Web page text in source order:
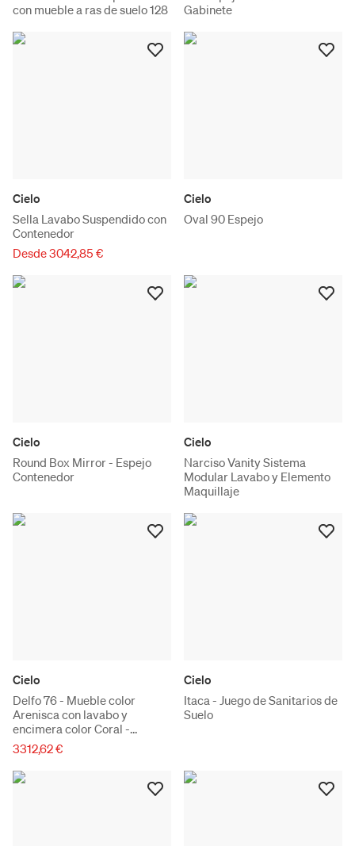
con mueble a ras de suelo 128
Gabinete
Cielo
Sella Lavabo Suspendido con
Contenedor
Desde 3042,85 €
Cielo
Oval 90 Espejo
Cielo
Round Box Mirror - Espejo
Contenedor
Cielo
Narciso Vanity Sistema
Modular Lavabo y Elemento
Maquillaje
Cielo
Delfo 76 - Mueble color
Arenisca con lavabo y
encimera color Coral -
Versión izquierda
3312,62 €
Cielo
Itaca - Juego de Sanitarios de
Suelo